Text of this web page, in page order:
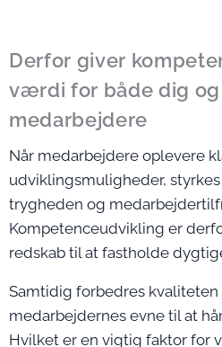
Derfor giver
værdi for både dig
medarbejdere
Når medarbejdere oplevere
udviklingsmuligheder,
trygheden og
Kompetenceudvikling er
redskab til at fastholde
Samtidig forbedres kvaliteten
medarbejdernes evne til at
Hvilket er en vigtig faktor for